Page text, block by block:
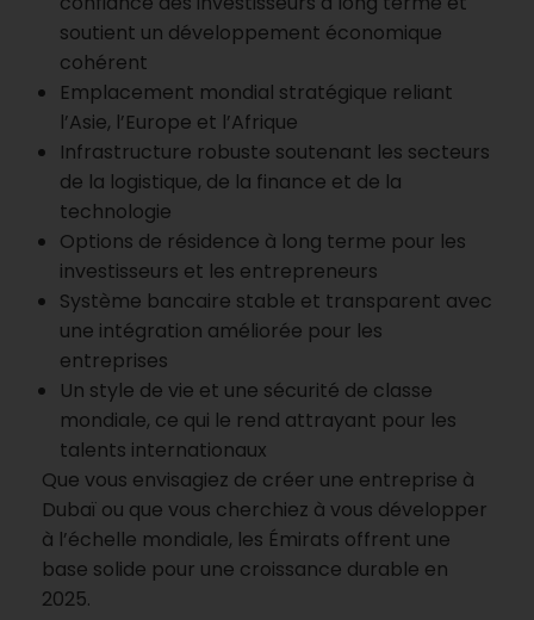
soutient un développement économique
cohérent
Emplacement mondial stratégique reliant
l’Asie, l’Europe et l’Afrique
Infrastructure robuste soutenant les secteurs
de la logistique, de la finance et de la
technologie
Options de résidence à long terme pour les
investisseurs et les entrepreneurs
Système bancaire stable et transparent avec
une intégration améliorée pour les
entreprises
Un style de vie et une sécurité de classe
mondiale, ce qui le rend attrayant pour les
talents internationaux
Que vous envisagiez de créer une entreprise à
Dubaï ou que vous cherchiez à vous développer
à l’échelle mondiale, les Émirats offrent une
base solide pour une croissance durable en
2025.